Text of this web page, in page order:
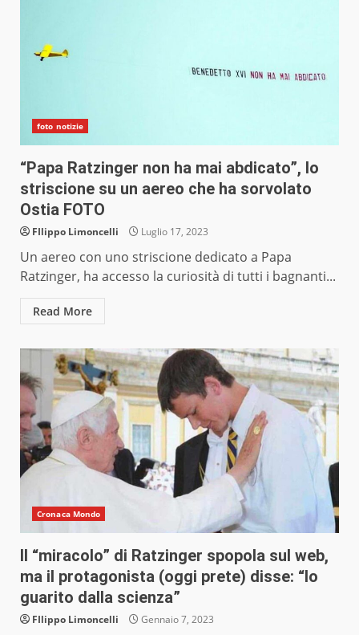
foto notizie
“Papa Ratzinger non ha mai abdicato”, lo
striscione su un aereo che ha sorvolato
Ostia FOTO
FIlippo Limoncelli Luglio 17, 2023
Un aereo con uno striscione dedicato a Papa
Ratzinger, ha accesso la curiosità di tutti i bagnanti...
Read More
Cronaca Mondo
Il “miracolo” di Ratzinger spopola sul web,
ma il protagonista (oggi prete) disse: “Io
guarito dalla scienza”
FIlippo Limoncelli Gennaio 7, 2023